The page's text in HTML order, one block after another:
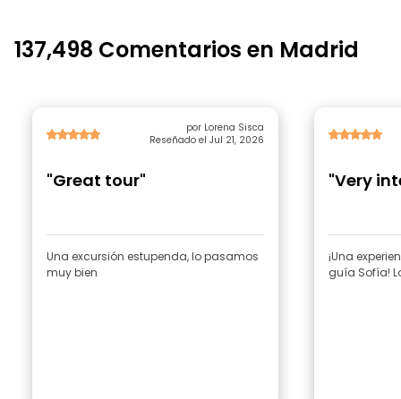
137,498 Comentarios en Madrid
por Lorena Sisca
Reseñado el Jul 21, 2026
"Great tour"
Una excursión estupenda, lo pasamos
muy bien
"Very
¡Una
guía Sofía!